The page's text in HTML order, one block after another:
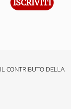
CONTRIBUTO DELLA